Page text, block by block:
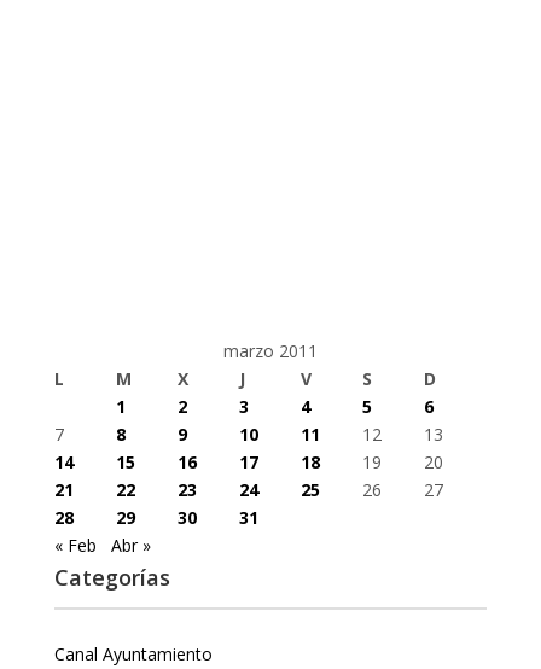
marzo 2011
L
M X J V S
D
1
2 3 4 5
6
7
8 9 10 11 12
13
14
15 16 17 18 19
20
21
22 23 24 25 26
27
28
29 30
31
« Feb
Abr »
Categorías
Canal Ayuntamiento